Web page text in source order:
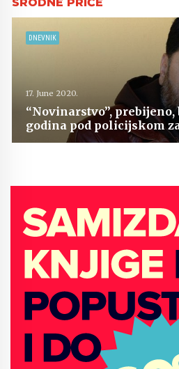
DNEVNIK
17. June 2020.
“Novinarstvo”, prebijeno,
godina pod policijskom